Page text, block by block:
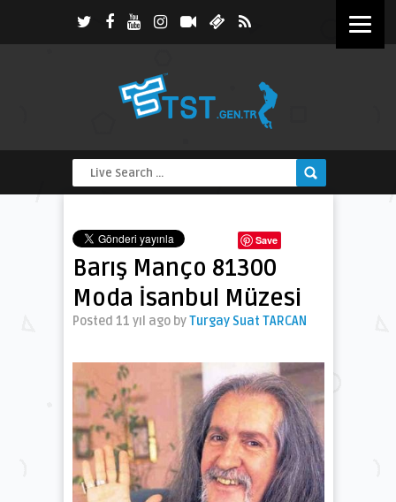
Save
Barış Manço 81300
Moda İsanbul Müzesi
Posted 11 yıl ago byTurgay Suat TARCAN